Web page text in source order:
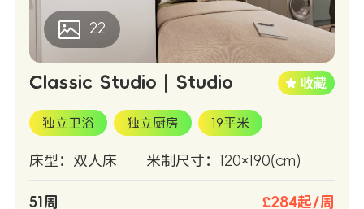
22
Classic Studio | Studio
独立卫浴 独立厨房 19平米
床型：双人床 米制尺寸：120×190(cm)
51周 £284起/周